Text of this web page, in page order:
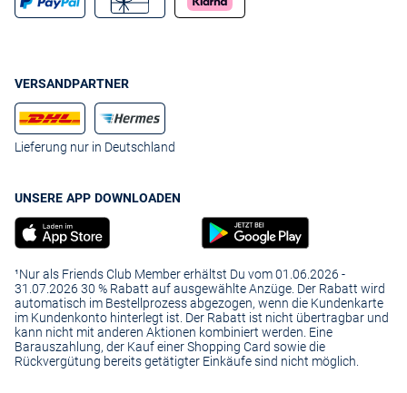
VERSANDPARTNER
Lieferung nur in Deutschland
UNSERE APP DOWNLOADEN
¹Nur als Friends Club Member erhältst Du vom 01.06.2026 -
31.07.2026 30 % Rabatt auf ausgewählte Anzüge. Der Rabatt wird
automatisch im Bestellprozess abgezogen, wenn die Kundenkarte
im Kundenkonto hinterlegt ist. Der Rabatt ist nicht übertragbar und
kann nicht mit anderen Aktionen kombiniert werden. Eine
Barauszahlung, der Kauf einer Shopping Card sowie die
Rückvergütung bereits getätigter Einkäufe sind nicht möglich.